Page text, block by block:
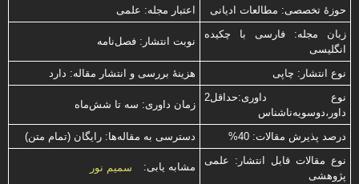
حوزۀ تخصصی: مطالعات ادیانی
اعتبار مجله: علمی
زبان مجله: فارسی با چكیده
انگلیسی
نوبت انتشار: فصل‌نامه
نوع انتشار: چاپی
هزینۀ بررسی و انتشار مقاله: دارد
نوع داوری:حداقل2
داور،دوسویه‌ناشناس
زمان داوری: سه تا شش‌ماه
درصد پذیرش مقالات: 40%
دسترسی به مقاله‌ها: رایگان (تمام متن)
نوع مقالات قابل انتشار: علمی
پژوهشی
مشابه یابی: سمیم نور